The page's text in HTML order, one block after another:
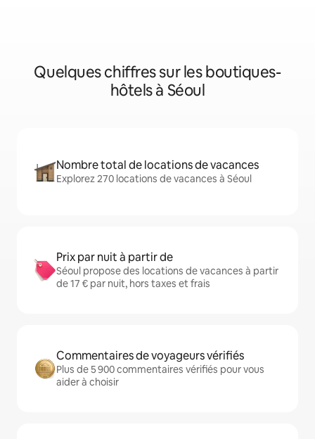
Quelques chiffres sur les boutiques-
hôtels à Séoul
Nombre total de locations de vacances
Explorez 270 locations de vacances à Séoul
Prix par nuit à partir de
Séoul propose des locations de vacances à partir
de 17 € par nuit, hors taxes et frais
Commentaires de voyageurs vérifiés
Plus de 5 900 commentaires vérifiés pour vous
aider à choisir